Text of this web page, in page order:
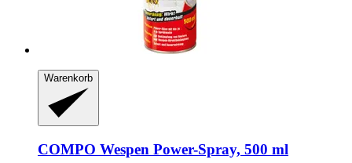
Warenkorb
COMPO Wespen Power-​Spray, 500 ml